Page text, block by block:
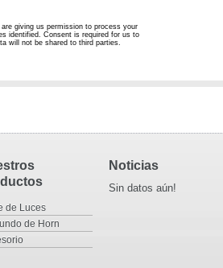
de Luces
de Horn
Noticias
Sin datos aún!